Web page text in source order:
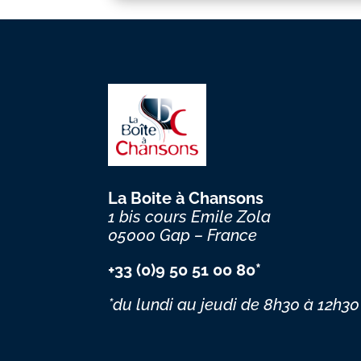
La Boite à Chansons
1 bis cours Emile Zola
05000 Gap – France
+33 (0)9 50 51 00 80*
*du lundi au jeudide 8h30 à 12h30